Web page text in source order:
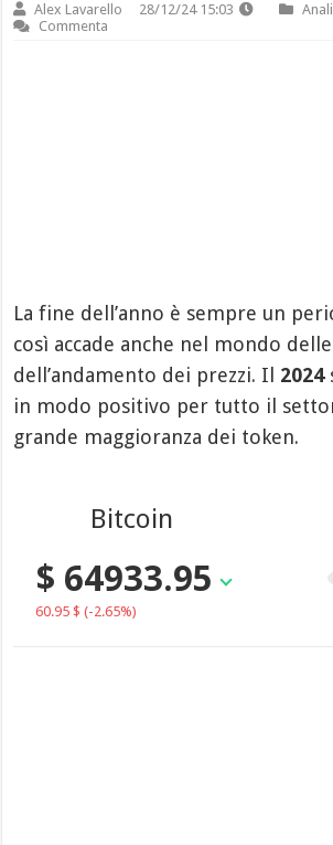
Alex Lavarello 28/12/24 15:03
Commenta
La fine dell’anno è sempre un
così accade anche nel mondo delle
dell’andamento dei prezzi. Il 2024
in modo positivo per tutto il
grande maggioranza dei token.
Bitcoin
$ 64933.95
60.95 $(-2.65%)